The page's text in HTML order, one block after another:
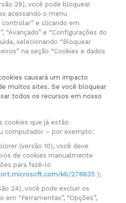
29), você pode bloquear
acessando o menu
controlar” e clicando em
“Avançado” e “Configurações do
selecionando “Bloquear
na seção “Cookies e dados
causará um impacto
muitos sites. Se você bloquear
todos os recursos em nosso
cookies que já estão
computador – por exemplo:
(versão 10), você deve
de cookies manualmente
para fazê-lo
kb/278835 );
24), você pode excluir os
em “Ferramentas”, “Opções”,